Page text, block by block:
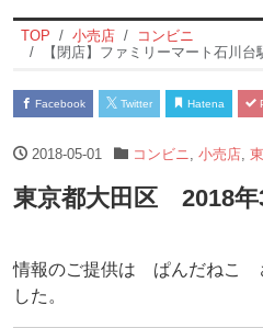
TOP 小売店
コンビニ
【閉店】ファミリーマート石川台
Facebook Twitter Hatena
2018-05-01 コンビニ 小売店,
東京都大田区 2018年
情報のご提供は ぱんだねこ
した。